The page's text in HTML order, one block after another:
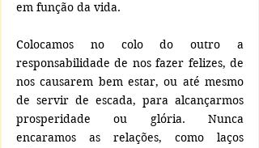
em função da vida.
Colocamos no colo do outro a
responsabilidade de nos fazer felizes, de
nos causarem bem estar, ou até mesmo
de servir de escada, para alcançarmos
prosperidade ou glória. Nunca
encaramos as relações, como laços